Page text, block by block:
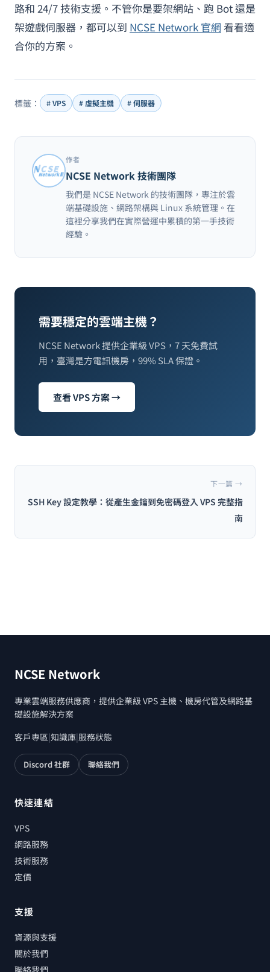
路和 24/7 技術支援。不管你是要架網站、跑 Bot 還是
架遊戲伺服器，都可以到 NCSE Network 官網 看看適
合你的方案。
標籤： # VPS # 虛擬主機 # 伺服器
作者
NCSE Network 技術團隊
我們是 NCSE Network 的技術團隊，專注於雲
端基礎設施、網路架構與 Linux 系統管理。在
這裡分享我們在實際營運中累積的第一手技術
經驗。
需要穩定的雲端主機？
NCSE Network 提供企業級 VPS，7 天免費試
用，臺灣是方電訊機房，99% SLA 保證。
查看 VPS 方案 →
下一篇 →
SSH Key 設定教學：從產生金鑰到免密碼登入 VPS 完整指
南
NCSE Network
專業雲端服務供應商，提供企業級 VPS 主機、機房代管及網路基
礎設施解決方案
客戶專區|知識庫|服務狀態
Discord 社群 聯絡我們
快速連結
VPS
網路服務
技術服務
定價
支援
資源與支援
關於我們
聯絡我們